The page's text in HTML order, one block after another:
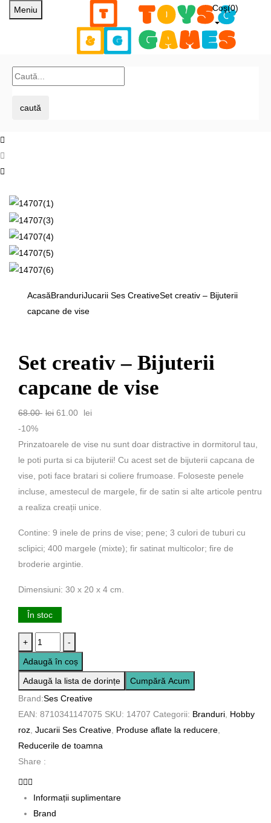
Meniu Coş(0)
caută
AcasăBranduriJucarii Ses CreativeSet creativ – Bijuterii
capcane de vise
Set creativ – Bijuterii
capcane de vise
68.00 lei Prețul
a
fost:
68.00 lei.
61.00 lei
este:
61.00 lei.
-10%
Prinzatoarele de vise nu sunt doar distractive in dormitorul tau,
le poti purta si ca bijuterii! Cu acest set de bijuterii capcana de
vise, poti face bratari si coliere frumoase. Foloseste penele
incluse, amestecul de margele, fir de satin si alte articole pentru
a realiza creații unice.
Contine: 9 inele de prins de vise; pene; 3 culori de tuburi cu
sclipici; 400 margele (mixte); fir satinat multicolor; fire de
broderie argintie.
Dimensiuni: 30 x 20 x 4 cm.
În stoc
+
Cantitate
Set
creativ
-
Bijuterii
capcane
de
vise
-
Adaugă în coș
Adaugă la lista de dorințe
Cumpără Acum
Brand:Ses Creative
EAN: 8710341147075 SKU: 14707 Categorii: Branduri Hobby
roz Jucarii Ses Creative Produse aflate la reducere
Reducerile de toamna
Share :
Informații suplimentare
Brand